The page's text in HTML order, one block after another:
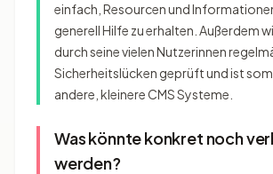
einfach, Resourcen und
generell Hilfe zu erhalten. Außerdem
durch seine vielen Nutzerinnen
Sicherheitslücken geprüft und ist
andere, kleinere CMS Systeme.
Was könnte konkret noch
werden?